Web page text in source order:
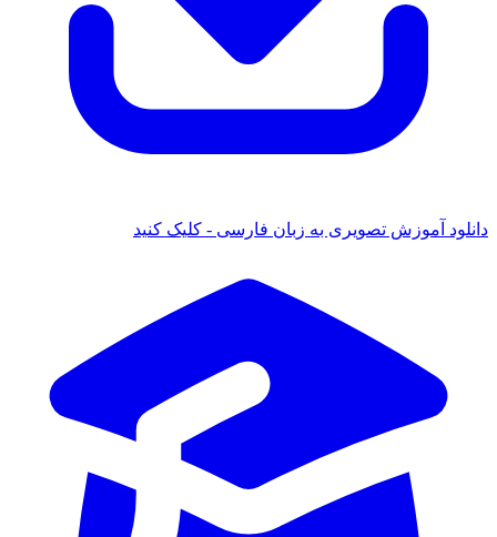
دانلود آموزش تصویری به زبان فارسی - کلیک کنید